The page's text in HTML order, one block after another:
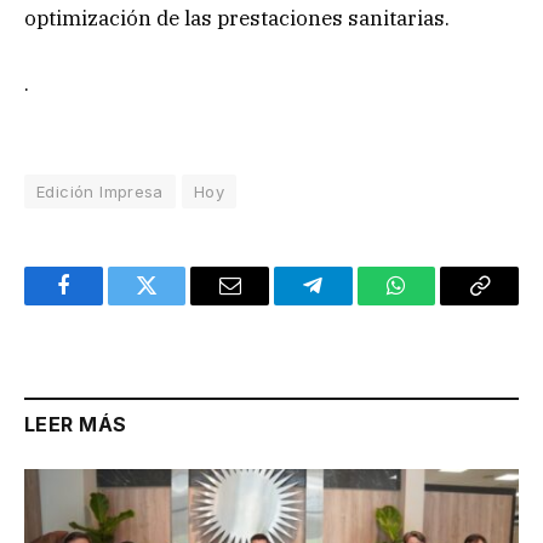
optimización de las prestaciones sanitarias.
.
Edición Impresa Hoy
FacebookTwitter Email TelegramWhatsAppCopy
LEER MÁS